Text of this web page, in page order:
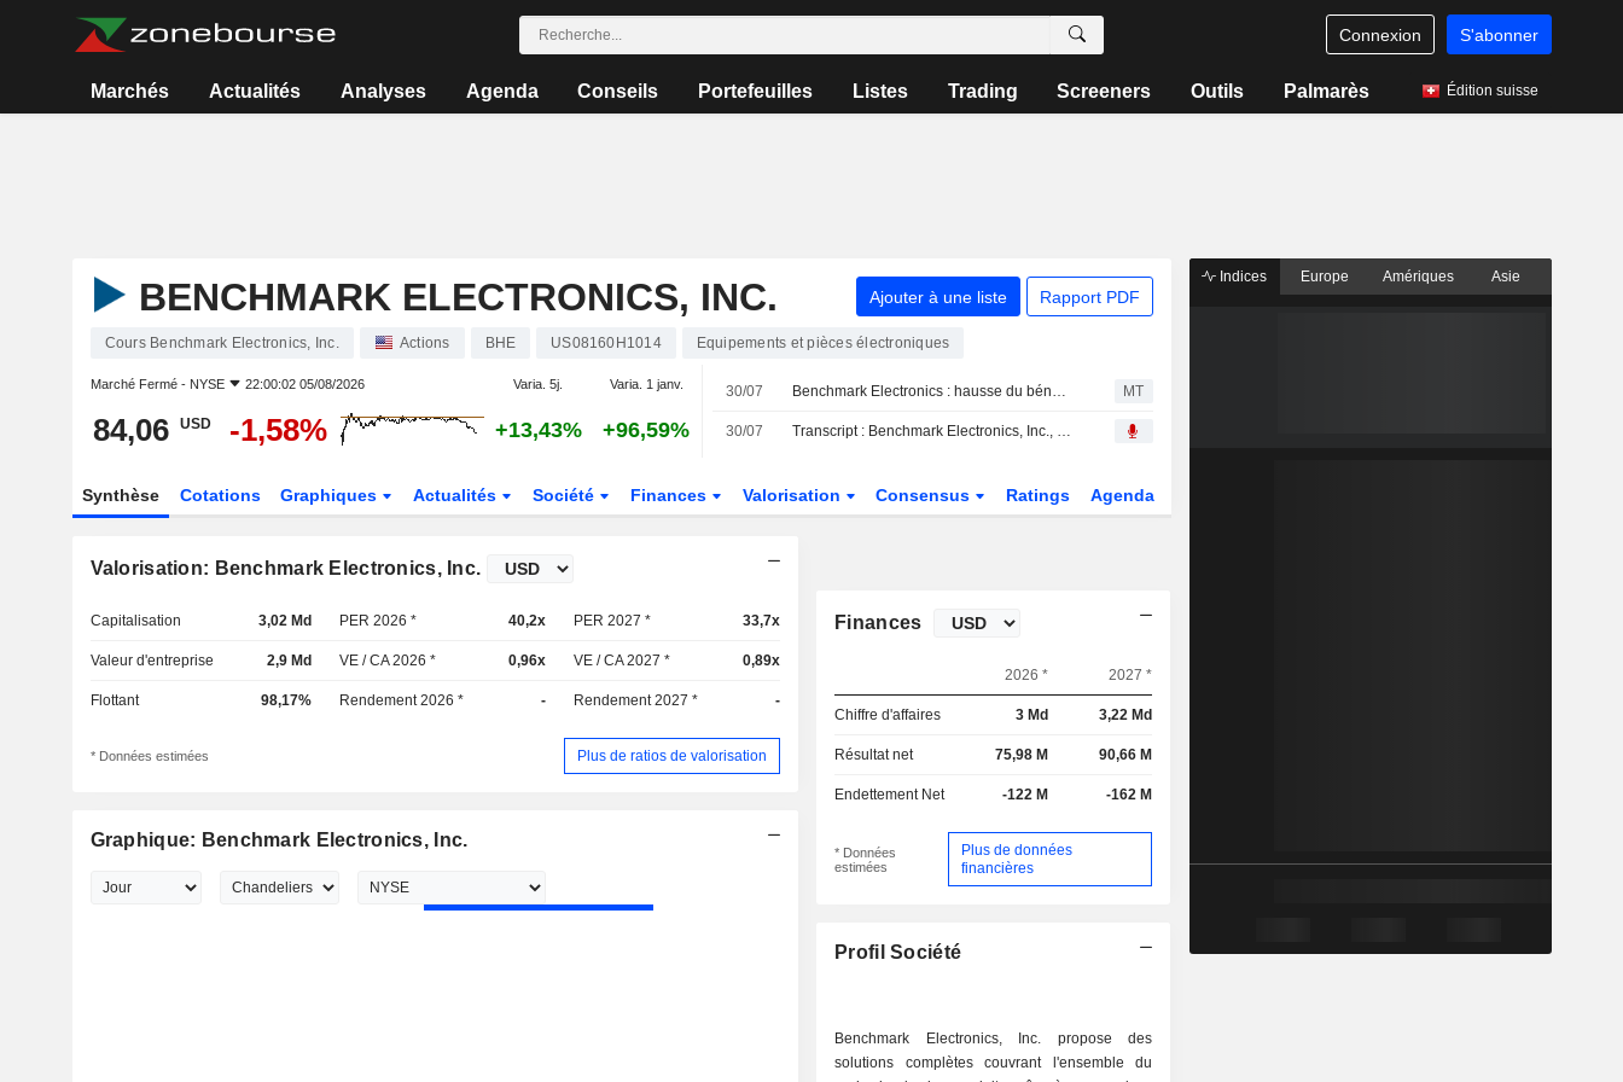
Connexion S'abonner
Marchés Actualités Analyses Agenda Conseils Portefeuilles Listes Trading Screeners Outils Palmarès Édition suisse
BENCHMARK ELECTRONICS, INC. Ajouter à une liste Rapport PDF
Cours Benchmark Electronics, Inc. Actions BHE US08160H1014 Equipements et pièces électroniques
Marché Fermé - NYSE 22:00:02 05/08/2026 Varia. 5j. Varia. 1 janv.
84,06 USD -1,58% +13,43% +96,59%
30/07 Benchmark Electronics : hausse du bénéfice ajusté et du chiffre d'affaires au T2, prévisions solides pour le T3 MT
30/07 Transcript : Benchmark Electronics, Inc., Q2 2026 Earnings Call, Jul 29, 2026
Synthèse Cotations Graphiques Actualités Société Finances Valorisation Consensus Ratings Agenda
Valorisation: Benchmark Electronics, Inc.
Capitalisation 3,02 Md PER 2026 * 40,2x PER 2027 * 33,7x
Valeur d'entreprise 2,9 Md VE / CA 2026 * 0,96x VE / CA 2027 * 0,89x
Flottant 98,17% Rendement 2026 * - Rendement 2027 * -
* Données estimées Plus de ratios de valorisation
Graphique: Benchmark Electronics, Inc.
Finances
2026 * 2027 *
Chiffre d'affaires 3 Md 3,22 Md
Résultat net 75,98 M 90,66 M
Endettement Net -122 M -162 M
* Données
estimées
Plus de données
financières
Profil Société
Benchmark Electronics, Inc. propose des
solutions complètes couvrant l'ensemble du
Indices Europe Amériques Asie